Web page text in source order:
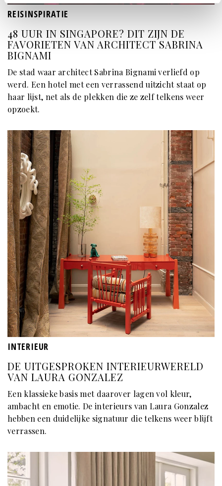
REISINSPIRATIE
48 UUR IN SINGAPORE? DIT ZIJN DE
FAVORIETEN VAN ARCHITECT SABRINA
BIGNAMI
De stad waar architect Sabrina Bignami verliefd op
werd. Een hotel met een verrassend uitzicht staat op
haar lijst, net als de plekken die ze zelf telkens weer
opzoekt.
INTERIEUR
DE UITGESPROKEN INTERIEURWERELD
VAN LAURA GONZALEZ
Een klassieke basis met daarover lagen vol kleur,
ambacht en emotie. De interieurs van Laura Gonzalez
hebben een duidelijke signatuur die telkens weer blijft
verrassen.